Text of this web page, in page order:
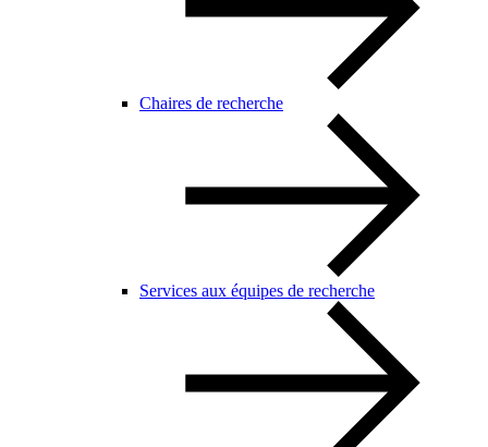
Chaires de recherche
Services aux équipes de recherche